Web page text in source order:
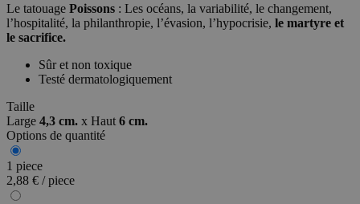
Le tatouage Poissons : Les océans, la variabilité, le changement,
l’hospitalité, la philanthropie, l’évasion, l’hypocrisie, le martyre et
le sacrifice.
Sûr et non toxique
Testé dermatologiquement
Taille
Large 4,3 cm. x Haut 6 cm.
Options de quantité
1 piece
2,88 € / piece